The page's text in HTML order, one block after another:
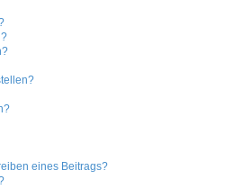
eines Beitrags?